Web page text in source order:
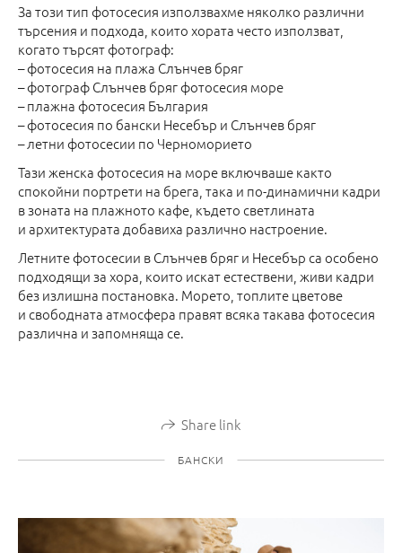
За този тип фотосесия използвахме няколко различни
търсения и подхода, които хората често използват,
когато търсят фотограф:
– фотосесия на плажа Слънчев бряг
– фотограф Слънчев бряг фотосесия море
– плажна фотосесия България
– фотосесия по бански Несебър и Слънчев бряг
– летни фотосесии по Черноморието
Тази женска фотосесия на море включваше както
спокойни портрети на брега, така и по-динамични кадри
в зоната на плажното кафе, където светлината
и архитектурата добавиха различно настроение.
Летните фотосесии в Слънчев бряг и Несебър са особено
подходящи за хора, които искат естествени, живи кадри
без излишна постановка. Морето, топлите цветове
и свободната атмосфера правят всяка такава фотосесия
различна и запомняща се.
Share link
БАНСКИ